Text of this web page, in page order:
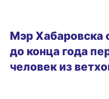
Мэр Хабаровска
до конца года
человек из